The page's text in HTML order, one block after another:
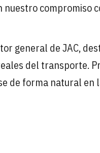
nuestro compromiso
general de JAC,
del transporte.
de forma natural en